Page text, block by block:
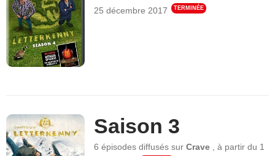
25 décembre 2017
TERMINÉE
Saison 3
6 épisodes diffusés surCrave ,à partir du 1